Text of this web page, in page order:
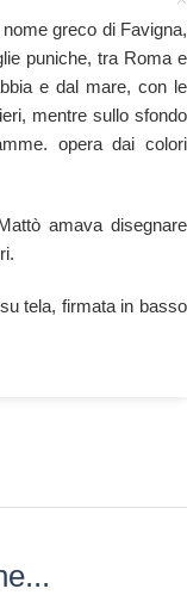
greco di Favigna,
puniche, tra Roma e
e dal mare, con le
mentre sullo sfondo
opera dai colori
amava disegnare
tela, firmata in basso